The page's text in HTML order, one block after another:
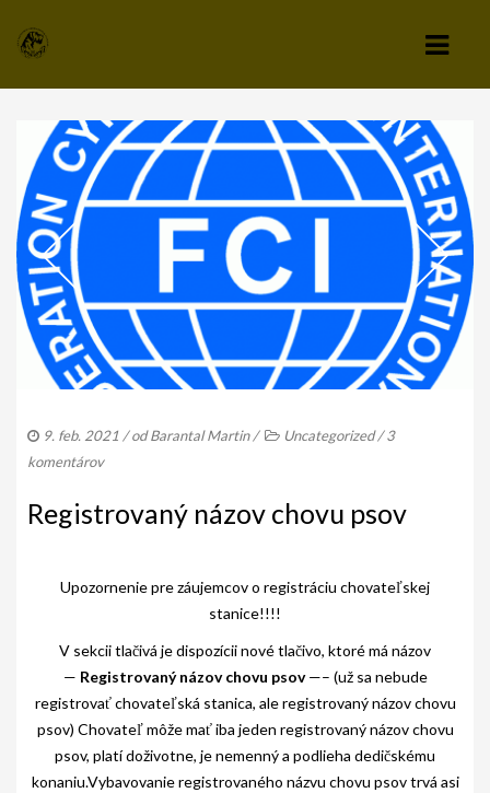
KLUB
VÝBOR KLUBU
STANOVY KLUBU
CHOVATEĽSKÝ A ZÁPISNÝ PORIADOK
SPRAVODAJCA
TLAČIVÁ A PRIHLÁŠKY
ZÁPISNICE Z ČLENSKEJ SCHÔDZE
AKO BYT ČLENOM KCHHS
DEUTSCH DRAHTHAAR
PODMIENKY CHOVNOSTI
CHOVNÉ PSY
CHOVNÉ SUKY
9. feb. 2021 / odBarantal Martin/ Uncategorized/3
komentárov
Registrovaný názov chovu psov
Upozornenie pre záujemcov o registráciu chovateľskej
stanice!!!!
V sekcii tlačivá je dispozícii nové tlačivo, ktoré má názov
— Registrovaný názov chovu psov —– (už sa nebude
registrovať chovateľská stanica, ale registrovaný názov chovu
psov) Chovateľ môže mať iba jeden registrovaný názov chovu
psov, platí doživotne, je nemenný a podlieha dedičskému
konaniu.Vybavovanie registrovaného názvu chovu psov trvá asi